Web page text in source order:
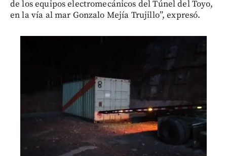
de los equipos electromecánicos del Túnel del Toyo,
en la vía al mar Gonzalo Mejía Trujillo”, expresó.